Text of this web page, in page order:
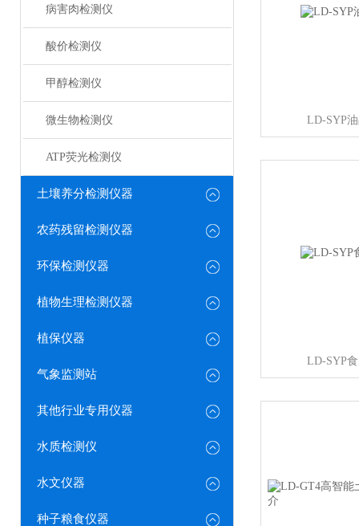
病害肉检测仪
酸价检测仪
甲醇检测仪
微生物检测仪
ATP荧光检测仪
土壤养分检测仪器
农药残留检测仪器
环保检测仪器
植物生理检测仪器
植保仪器
气象监测站
其他行业专用仪器
水质检测仪
水文仪器
种子粮食仪器
LD-SYP
LD-SYP